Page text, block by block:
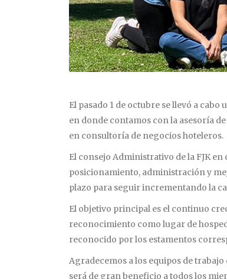
El pasado 1 de octubre se llevó a
en donde contamos con la asesoría
en consultoría de negocios hoteleros.
El consejo Administrativo de la FJK
posicionamiento, administración y
plazo para seguir incrementando la
El objetivo principal es el continuo
reconocimiento como lugar de
reconocido por los estamentos
Agradecemos a los equipos de
será de gran beneficio a todos los